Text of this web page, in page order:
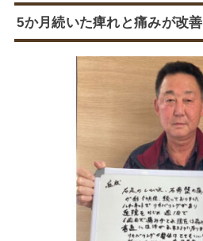
5か月続いた痺れと痛みが改善